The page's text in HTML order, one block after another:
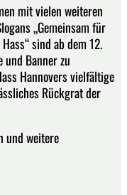
mit vielen weiteren
„Gemeinsam für
sind ab dem 12.
und Banner zu
Hannovers vielfältige
Rückgrat der
und weitere